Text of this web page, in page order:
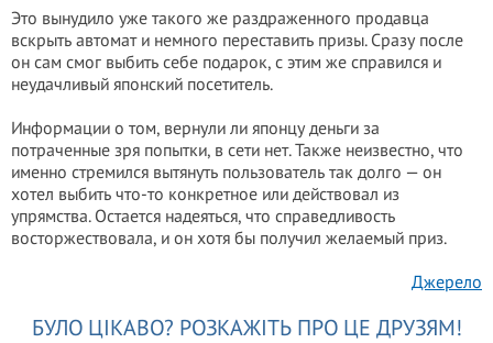
Это вынудило уже такого же раздраженного продавца
вскрыть автомат и немного переставить призы. Сразу после
он сам смог выбить себе подарок, с этим же справился и
неудачливый японский посетитель.
Информации о том, вернули ли японцу деньги за
потраченные зря попытки, в сети нет. Также неизвестно, что
именно стремился вытянуть пользователь так долго — он
хотел выбить что-то конкретное или действовал из
упрямства. Остается надеяться, что справедливость
восторжествовала, и он хотя бы получил желаемый приз.
Джерело
БУЛО ЦІКАВО? РОЗКАЖІТЬ ПРО ЦЕ ДРУЗЯМ!